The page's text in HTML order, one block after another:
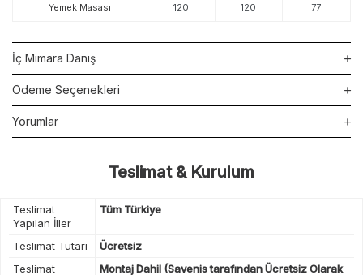
Yemek Masası 120 120 77
İç Mimara Danış
Ödeme Seçenekleri
Yorumlar
Teslimat & Kurulum
Teslimat
Yapılan İller
Tüm Türkiye
Teslimat Tutarı
Ücretsiz
Teslimat
Montaj Dahil (Savenis tarafından Ücretsiz Olarak